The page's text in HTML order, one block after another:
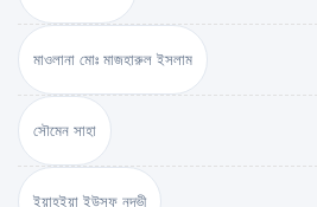
মাওলানা মোঃ মাজহারুল ইসলাম
সৌমেন সাহা
ইয়াহইয়া ইউসুফ নদভী